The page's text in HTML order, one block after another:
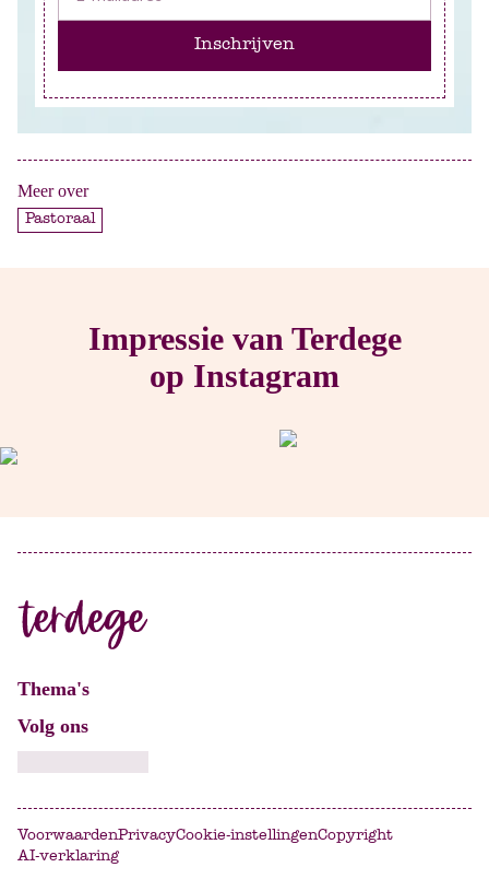
Inschrijven
Meer over
Pastoraal
Impressie van Terdege
op Instagram
Thema's
Volg ons
VoorwaardenPrivacyCookie-instellingenCopyright
AI-verklaring